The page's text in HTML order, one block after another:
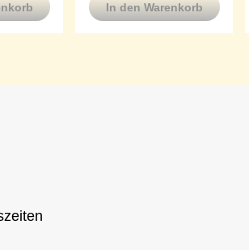
In den Warenkorb